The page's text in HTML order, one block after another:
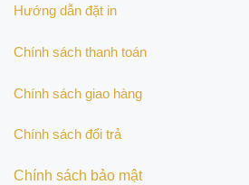
Hướng dẫn đặt in
Chính sách thanh toán
Chính sách giao hàng
Chính sách đổi trả
Chính sách bảo mật